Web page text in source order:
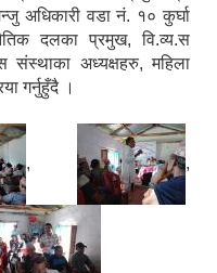
अधिकारी वडा नं. १० कुर्घा
दलका प्रमुख, वि.व्य.स
संस्थाका अध्यक्षहरु, महिला
गर्नुहुँदै ।
, ,